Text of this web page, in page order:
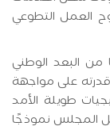
العمل التطوعي
البعد الوطني
قدرته على مواجهة
طويلة الأمد
المجلس نموذجًا